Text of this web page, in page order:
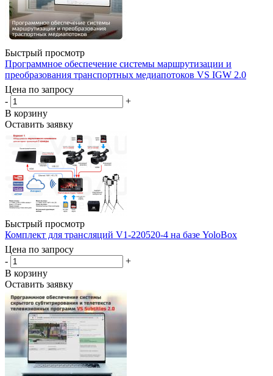
Быстрый просмотр
Программное обеспечение системы маршрутизации и
преобразования транспортных медиапотоков VS IGW 2.0
Цена по запросу
-
+
В корзину
Оставить заявку
Быстрый просмотр
Комплект для трансляций V1-220520-4 на базе YoloBox
Цена по запросу
-
+
В корзину
Оставить заявку